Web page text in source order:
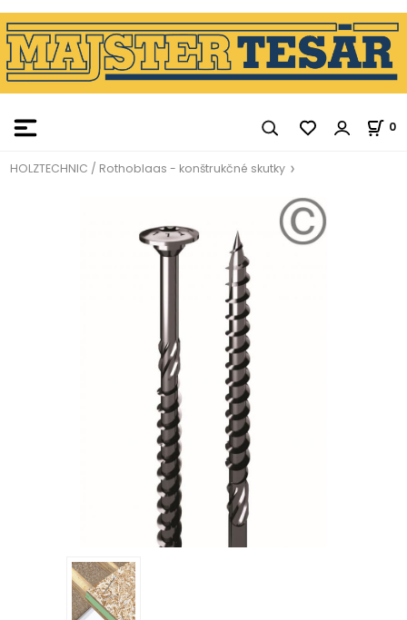
0
HOLZTECHNIC / Rothoblaas - konštrukčné skutky